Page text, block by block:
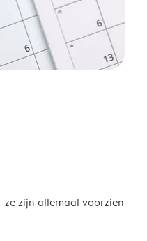
zijn allemaal voorzien